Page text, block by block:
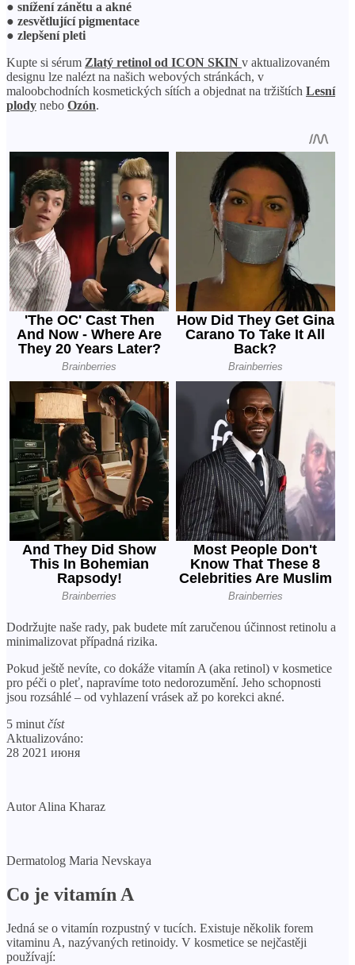
● snížení zánětu a akné
● zesvětlující pigmentace
● zlepšení pleti
Kupte si sérum Zlatý retinol od ICON SKIN v aktualizovaném
designu lze nalézt na našich webových stránkách, v
maloobchodních kosmetických sítích a objednat na tržištích Lesní
plody nebo Ozón.
Dodržujte naše rady, pak budete mít zaručenou účinnost retinolu a
minimalizovat případná rizika.
Pokud ještě nevíte, co dokáže vitamín A (aka retinol) v kosmetice
pro péči o pleť, napravíme toto nedorozumění. Jeho schopnosti
jsou rozsáhlé – od vyhlazení vrásek až po korekci akné.
5 minutčíst
Aktualizováno:
28 2021 июня
Autor Alina Kharaz
Dermatolog Maria Nevskaya
Co je vitamín A
Jedná se o vitamín rozpustný v tucích. Existuje několik forem
vitaminu A, nazývaných retinoidy. V kosmetice se nejčastěji
používají: